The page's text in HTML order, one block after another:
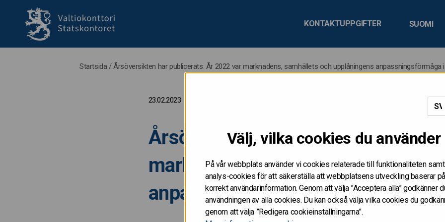
Välj, vilka cookies du använder
På vår webbplats använder vi cookies relaterade till funktionaliteten samt
analys-cookies för att säkerställa att webbplatsens utveckling baserar på
korrekt användarinformation. Genom att välja ”Acceptera alla” godkänner
användningen av alla cookies. Du kan också välja vilka cookies du
genom att välja ”Redigera cookieinställningarna”.
SUOMI
KONTAKTUPPGIFTER
Startsida / Årsöversikten har publicerats: År 2022 var marknadens, samhällets och upplåningens anpassningsförmåga
23.02.2023
Årsöversikten har publicerats: År
marknadens, samhällets och
anpassningsförmåga i test